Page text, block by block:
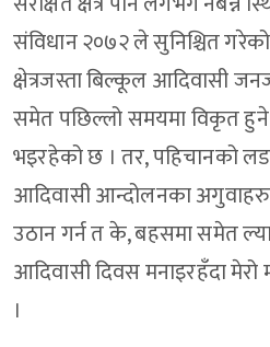
संविधान २०७२ ले सुनिश्चित
क्षेत्रजस्ता बिल्कूल आदिवासी
समेत पछिल्लो समयमा विकृत हुने
भइरहेको छ । तर, पहिचानको
आदिवासी आन्दोलनका
उठान गर्न त के, बहसमा समेत
आदिवासी दिवस मनाइरहँदा मेरो
।